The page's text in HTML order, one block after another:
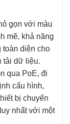
gọn với màu
mẽ, khả năng
toàn diện cho
tải dữ liệu.
qua PoE, đi
cấu hình,
bị chuyển
nhất với một